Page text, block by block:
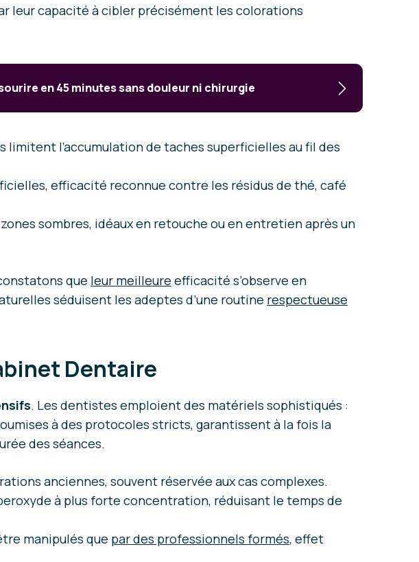
leur capacité à cibler précisément les colorations
en 45 minutes sans douleur ni chirurgie
limitent l’accumulation de taches superficielles au fil des
efficacité reconnue contre les résidus de thé, café
sombres, idéaux en retouche ou en entretien après un
que leur meilleure efficacité s’observe en
séduisent les adeptes d’une routine respectueuse
Dentaire
. Les dentistes emploient des matériels sophistiqués :
à des protocoles stricts, garantissent à la fois la
des séances.
anciennes, souvent réservée aux cas complexes.
à plus forte concentration, réduisant le temps de
manipulés que par des professionnels formés, effet